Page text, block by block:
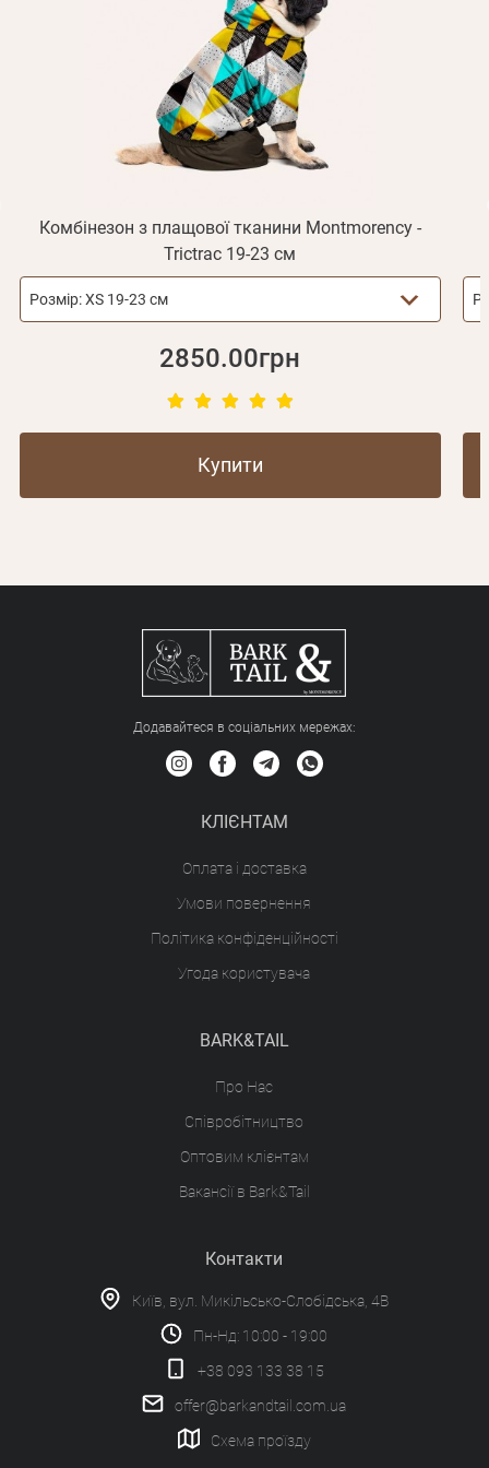
Комбінезон з плащової тканини Montmorency -
Trictrac 19-23 см
Розмір:XS 19-23 см
2850.00грн
Купити
Додавайтеся в соціальних мережах:
КЛІЄНТАМ
Оплата і доставка
Умови повернення
Політика конфіденційності
Угода користувача
BARK&TAIL
Про Нас
Співробітництво
Оптовим клієнтам
Вакансії в Bark&Tail
Контакти
Київ, вул. Микільсько-Слобідська, 4В
Пн-Нд: 10:00 - 19:00
+38 093 133 38 15
offer@barkandtail.com.ua
Схема проїзду
Відправити
Реєстрація
або з допомогою
Отримувати повідомлення про новинки, знижки, акції
Зареєструватися
Відправити
Згадали пароль?
підтвердження реєстрації.
Не прийшов лист?Повторити відправку
обліковий запис не підтверджена